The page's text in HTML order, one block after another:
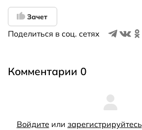
Зачет
Поделиться в соц. сетях
Комментарии 0
Войдите или зарегистрируйтесь